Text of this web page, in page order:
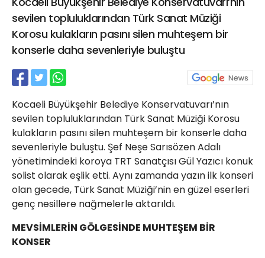
sevilen topluluklarından Türk Sanat Müziği
Korosu kulakların pasını silen muhteşem bir
konserle daha sevenleriyle buluştu
Kocaeli Büyükşehir Belediye Konservatuvarı’nın
sevilen topluluklarından Türk Sanat Müziği Korosu
kulakların pasını silen muhteşem bir konserle daha
sevenleriyle buluştu. Şef Neşe Sarısözen Adalı
yönetimindeki koroya TRT Sanatçısı Gül Yazıcı konuk
solist olarak eşlik etti. Aynı zamanda yazın ilk konseri
olan gecede, Türk Sanat Müziği’nin en güzel eserleri
genç nesillere nağmelerle aktarıldı.
MEVSİMLERİN GÖLGESİNDE MUHTEŞEM BİR
KONSER
21 Gölcük
02624132333
haber@golcukpostasi.com